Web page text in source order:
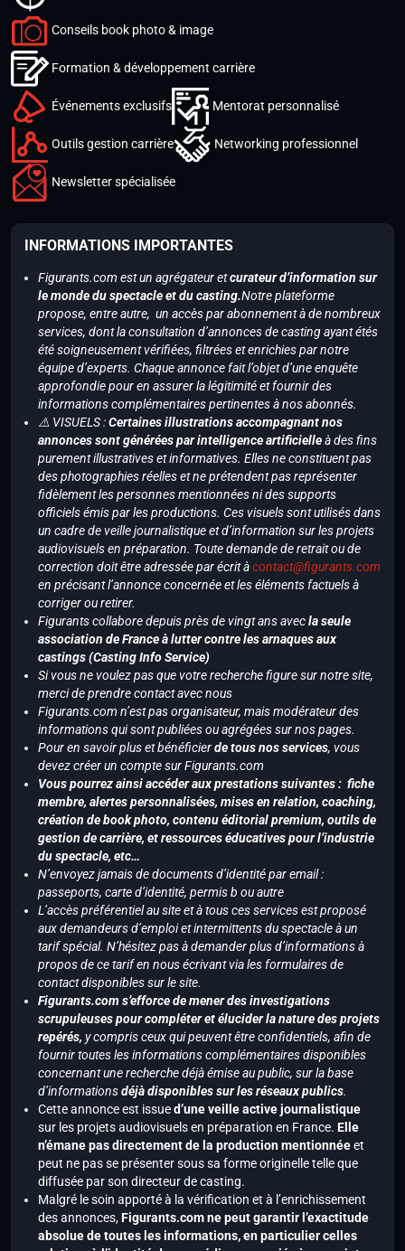
Conseils book photo & image
Formation & développement carrière
Événements exclusifs Mentorat personnalisé
Outils gestion carrière Networking professionnel
Newsletter spécialisée
INFORMATIONS IMPORTANTES
Figurants.com est un agrégateur etcurateur d’information sur
le monde du spectacle et du casting.Notre plateforme
propose, entre autre, un accès par abonnement à de nombreux
services, dont la consultation d’annonces de casting ayant étés
été soigneusement vérifiées, filtrées et enrichies par notre
équipe d’experts. Chaque annonce fait l’objet d’une enquête
approfondie pour en assurer la légitimité et fournir des
informations complémentaires pertinentes à nos abonnés.
⚠️ VISUELS :Certaines illustrations accompagnant nos
annonces sont générées par intelligence artificielleà des fins
purement illustratives et informatives. Elles ne constituent pas
des photographies réelles et ne prétendent pas représenter
fidèlement les personnes mentionnées ni des supports
officiels émis par les productions. Ces visuels sont utilisés dans
un cadre de veille journalistique et d’information sur les projets
audiovisuels en préparation. Toute demande de retrait ou de
correction doit être adressée par écrit àcontact@figurants.com
en précisant l’annonce concernée et les éléments factuels à
corriger ou retirer.
Figurants collabore depuis près de vingt ans avecla seule
association de France à lutter contre les arnaques aux
castings (Casting Info Service)
Si vous ne voulez pas que votre recherche figure sur notre site,
merci de prendre contact avec nous
Figurants.com n’est pas organisateur, mais modérateur des
informations qui sont publiées ou agrégées sur nos pages.
Pour en savoir plus et bénéficierde tous nos services, vous
devez créer un compte sur Figurants.com
Vous pourrez ainsi accéder aux prestations suivantes : fiche
membre, alertes personnalisées, mises en relation, coaching,
création de book photo, contenu éditorial premium, outils de
gestion de carrière, et ressources éducatives pour l’industrie
du spectacle, etc…
N’envoyez jamais de documents d’identité par email :
passeports, carte d’identité, permis b ou autre
L’accès préférentiel au site et à tous ces services est proposé
aux demandeurs d’emploi et intermittents du spectacle à un
tarif spécial. N’hésitez pas à demander plus d’informations à
propos de ce tarif en nous écrivant via les formulaires de
contact disponibles sur le site.
Figurants.com s’efforce de mener des investigations
scrupuleuses pour compléter et élucider la nature des projets
repérés, y compris ceux qui peuvent être confidentiels, afin de
fournir toutes les informations complémentaires disponibles
concernant une recherche déjà émise au public, sur la base
d’informationsdéjà disponibles sur les réseaux publics.
Cette annonce est issued’une veille active journalistique
sur les projets audiovisuels en préparation en France. Elle
n’émane pas directement de la production mentionnéeet
peut ne pas se présenter sous sa forme originelle telle que
diffusée par son directeur de casting.
Malgré le soin apporté à la vérification et à l’enrichissement
des annonces,Figurants.com ne peut garantir l’exactitude
absolue de toutes les informations, en particulier celles